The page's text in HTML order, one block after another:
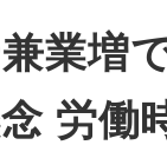
業増
労働